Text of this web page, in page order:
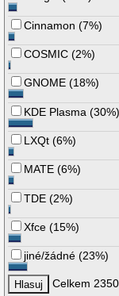
Cinnamon (7%)
COSMIC (2%)
GNOME (18%)
KDE Plasma (30%)
LXQt (6%)
MATE (6%)
TDE (2%)
Xfce (15%)
jiné/žádné (23%)
Celkem